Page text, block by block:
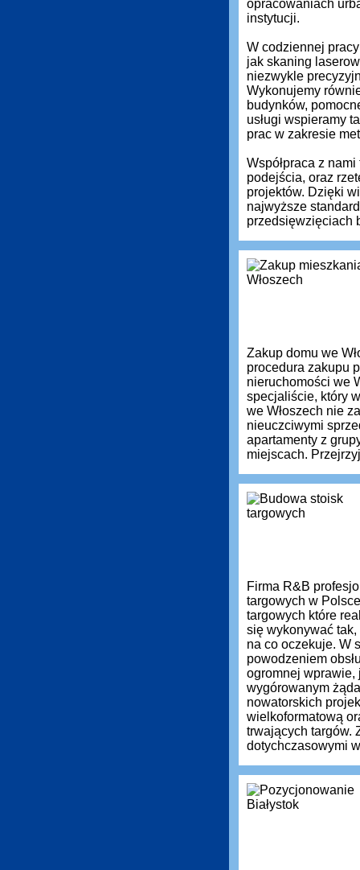
opracowaniach
instytucji.
W codziennej
jak skaning
niezwykle
Wykonujemy
budynków,
usługi wspieramy
prac w zakresie
Współpraca z
podejścia, oraz
projektów. Dzięki
najwyższe
przedsięwzięciach
Zakup domu we
procedura zakupu
nieruchomości we
specjaliście, który
we Włoszech nie
nieuczciwymi
apartamenty z
miejscach.
Firma R&B
targowych w
targowych które
się wykonywać tak,
na co oczekuje. W
powodzeniem
ogromnej wprawie,
wygórowanym
nowatorskich
wielkoformatową
trwających targów.
dotychczasowymi